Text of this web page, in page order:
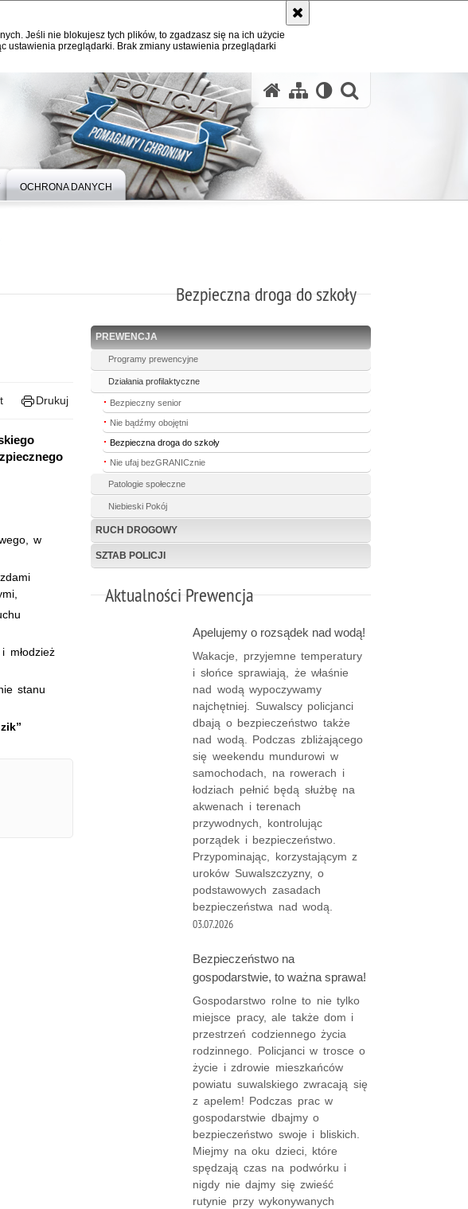
Jeśli nie blokujesz tych plików, to zgadzasz się na ich użycie
ustawienia przeglądarki. Brak zmiany ustawienia przeglądarki
OCHRONA DANYCH
Bezpieczna droga do szkoły
Drukuj
w
młodzież
stanu
PREWENCJA
Programy prewencyjne
Działania profilaktyczne
Bezpieczny senior
Nie bądźmy obojętni
Bezpieczna droga do szkoły
Nie ufaj bezGRANICznie
Patologie społeczne
Niebieski Pokój
RUCH DROGOWY
SZTAB POLICJI
Aktualności Prewencja
Apelujemy o rozsądek nad wodą!
Wakacje, przyjemne temperatury
i słońce sprawiają, że właśnie
nad wodą wypoczywamy
najchętniej. Suwalscy policjanci
dbają o bezpieczeństwo także
nad wodą. Podczas zbliżającego
się weekendu mundurowi w
samochodach, na rowerach i
łodziach pełnić będą służbę na
akwenach i terenach
przywodnych, kontrolując
porządek i bezpieczeństwo.
Przypominając, korzystającym z
uroków Suwalszczyzny, o
podstawowych zasadach
bezpieczeństwa nad wodą.
03.07.2026
Bezpieczeństwo na
gospodarstwie, to ważna sprawa!
Gospodarstwo rolne to nie tylko
miejsce pracy, ale także dom i
przestrzeń codziennego życia
rodzinnego. Policjanci w trosce o
życie i zdrowie mieszkańców
powiatu suwalskiego zwracają się
z apelem! Podczas prac w
gospodarstwie dbajmy o
bezpieczeństwo swoje i bliskich.
Miejmy na oku dzieci, które
spędzają czas na podwórku i
nigdy nie dajmy się zwieść
rutynie przy wykonywanych